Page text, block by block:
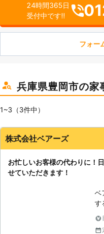
24時間365日
受付中です!!
フォー
兵庫県豊岡市の家
1~3（3件中）
株式会社ベアーズ
お忙しいお客様の代わりに！
せていただきます！
ベ
す